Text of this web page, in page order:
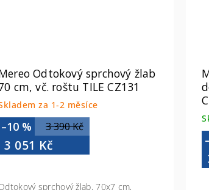
Odtokový sprchový žlab
cm, vč. roštu TILE CZ131
za 1-2 měsíce
3 390 Kč
–10 %
3 051 Kč
sprchový žlab, 70x7 cm,